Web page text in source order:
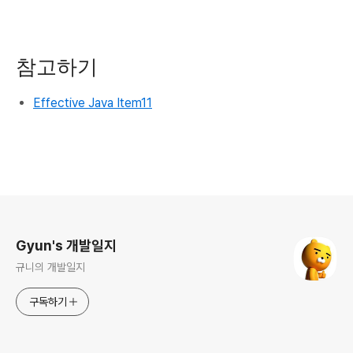
참고하기
Effective Java Item11
Gyun's 개발일지
규니의 개발일지
구독하기